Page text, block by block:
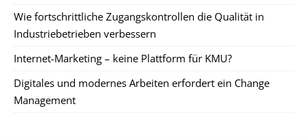
Wie fortschrittliche Zugangskontrollen die Qualität in
Industriebetrieben verbessern
Internet-Marketing – keine Plattform für KMU?
Digitales und modernes Arbeiten erfordert ein Change
Management